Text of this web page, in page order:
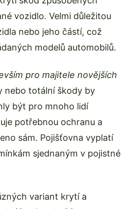
vozidlo. Velmi důležitou
nebo jeho částí, což
modelů automobilů.
pro majitele novějších
nebo totální škody by
být pro mnoho lidí
potřebnou ochranu a
sám. Pojišťovna vyplatí
sjednaným v pojistné
variant krytí a